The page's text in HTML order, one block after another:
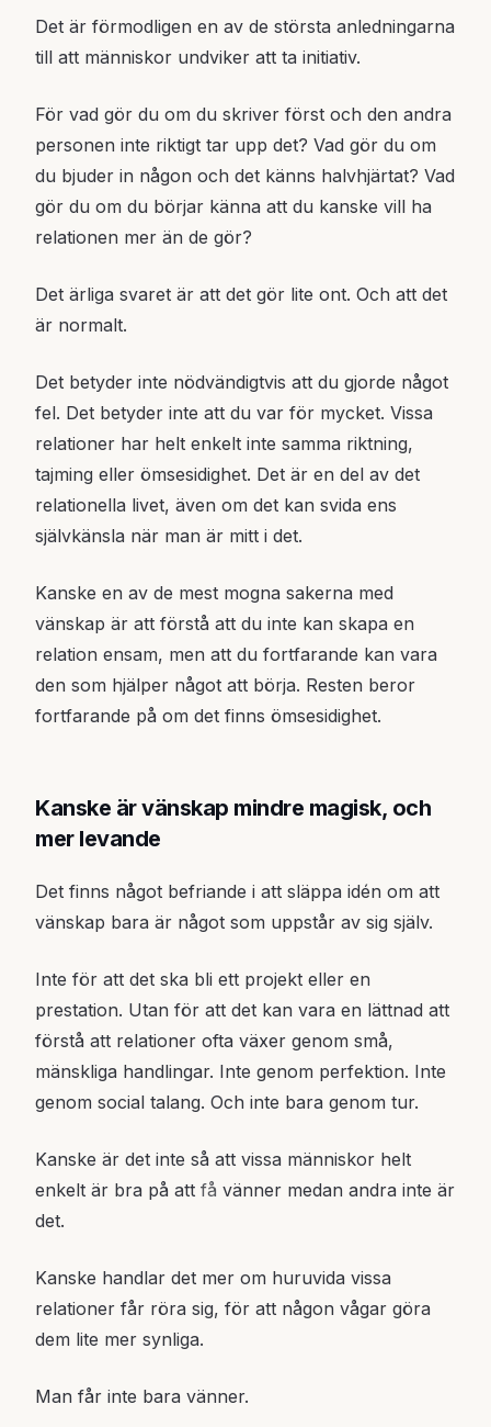
Det är förmodligen en av de största anledningarna
till att människor undviker att ta initiativ.
För vad gör du om du skriver först och den andra
personen inte riktigt tar upp det? Vad gör du om
du bjuder in någon och det känns halvhjärtat? Vad
gör du om du börjar känna att du kanske vill ha
relationen mer än de gör?
Det ärliga svaret är att det gör lite ont. Och att det
är normalt.
Det betyder inte nödvändigtvis att du gjorde något
fel. Det betyder inte att du var för mycket. Vissa
relationer har helt enkelt inte samma riktning,
tajming eller ömsesidighet. Det är en del av det
relationella livet, även om det kan svida ens
självkänsla när man är mitt i det.
Kanske en av de mest mogna sakerna med
vänskap är att förstå att du inte kan skapa en
relation ensam, men att du fortfarande kan vara
den som hjälper något att börja. Resten beror
fortfarande på om det finns ömsesidighet.
Kanske är vänskap mindre magisk, och
mer levande
Det finns något befriande i att släppa idén om att
vänskap bara är något som uppstår av sig själv.
Inte för att det ska bli ett projekt eller en
prestation. Utan för att det kan vara en lättnad att
förstå att relationer ofta växer genom små,
mänskliga handlingar. Inte genom perfektion. Inte
genom social talang. Och inte bara genom tur.
Kanske är det inte så att vissa människor helt
enkelt är bra på att få vänner medan andra inte är
det.
Kanske handlar det mer om huruvida vissa
relationer får röra sig, för att någon vågar göra
dem lite mer synliga.
Man får inte bara vänner.